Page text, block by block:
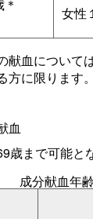
女性
献血について
に限ります。
血
まで可能と
成分献血年